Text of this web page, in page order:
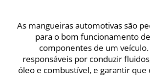
As mangueiras automotivas são
para o bom funcionamento
componentes de um veículo.
responsáveis por conduzir
óleo e combustível, e garantir que